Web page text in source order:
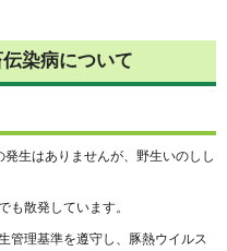
染病について
生はありませんが、野生いのしし
も散発しています。
管理基準を遵守し、豚熱ウイルス